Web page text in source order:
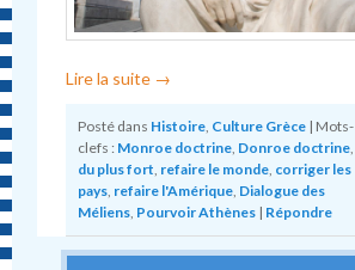
Lire la suite →
Posté dans Histoire Culture Grèce | Mots-
clefs : Monroe doctrine Donroe doctrine
du plus fort refaire le monde corriger les
pays refaire l'Amérique Dialogue des
Méliens Pourvoir Athènes | Répondre